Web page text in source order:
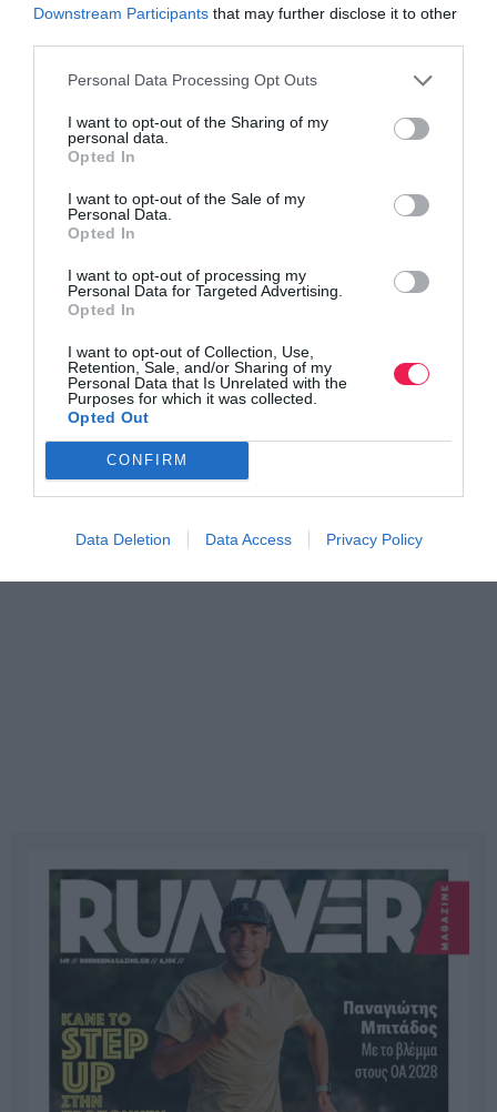
Downstream Participants that may further disclose it to other
Personal Data Processing Opt Outs
I want to opt-out of the Sharing of my
personal data.
Opted In
I want to opt-out of the Sale of my
Personal Data.
Opted In
I want to opt-out of processing my
Personal Data for Targeted Advertising.
Opted In
I want to opt-out of Collection, Use,
Retention, Sale, and/or Sharing of my
Personal Data that Is Unrelated with the
Purposes for which it was collected.
Opted Out
CONFIRM
Data Deletion Data Access Privacy Policy